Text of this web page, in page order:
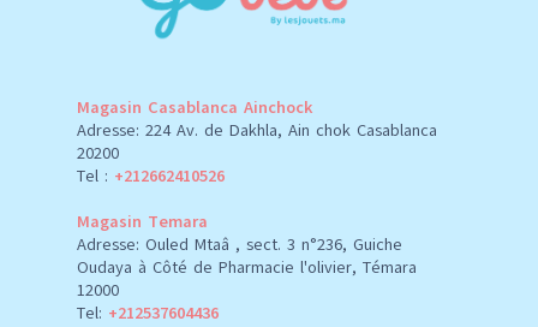
Magasin Casablanca Ainchock
Adresse: 224 Av. de Dakhla, Ain chok Casablanca
20200
Tel : +212662410526
Magasin Temara
Adresse: Ouled Mtaâ , sect. 3 n°236, Guiche
Oudaya à Côté de Pharmacie l'olivier, Témara
12000
Tel: +212537604436